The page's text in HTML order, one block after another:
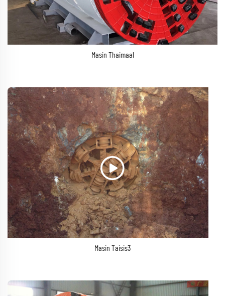
Masin Thaimaal
Masin Taisis3